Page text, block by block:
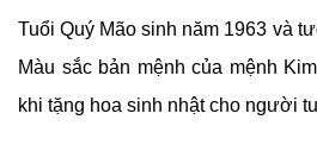
Tuổi Quý Mão sinh năm 1963 và
Màu sắc bản mệnh của mệnh
khi tặng hoa sinh nhật cho người